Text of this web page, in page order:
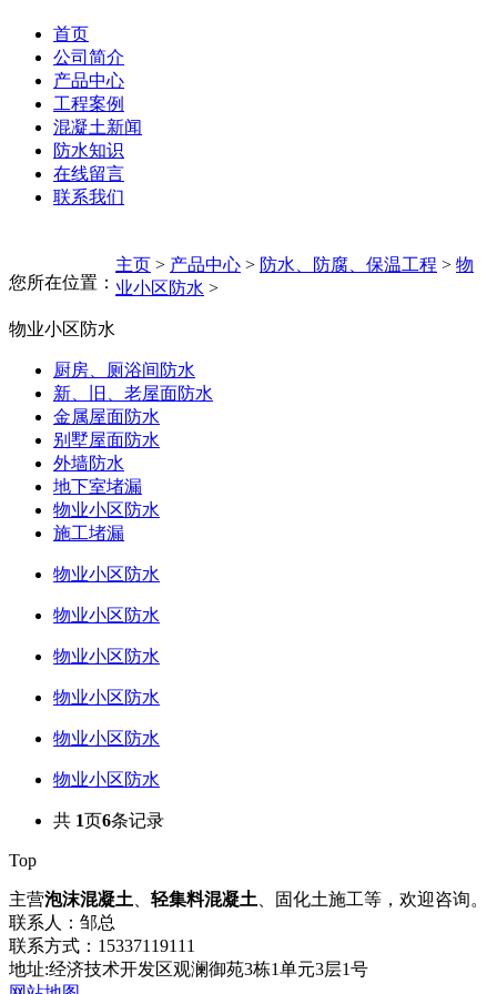
首页
公司简介
产品中心
工程案例
混凝土新闻
防水知识
在线留言
联系我们
您所在位置：
主页 > 产品中心 > 防水、防腐、保温工程 > 物
业小区防水 >
物业小区防水
厨房、厕浴间防水
新、旧、老屋面防水
金属屋面防水
别墅屋面防水
外墙防水
地下室堵漏
物业小区防水
施工堵漏
物业小区防水
物业小区防水
物业小区防水
物业小区防水
物业小区防水
物业小区防水
共 1页6条记录
Top
主营泡沫混凝土、 轻集料混凝土、固化土施工等，欢迎咨询。
联系人：邹总
联系方式：15337119111
地址:经济技术开发区观澜御苑3栋1单元3层1号